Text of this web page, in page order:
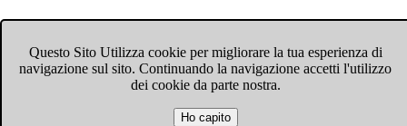
Questo Sito Utilizza cookie per migliorare la tua esperienza di
navigazione sul sito. Continuando la navigazione accetti l'utilizzo
dei cookie da parte nostra.
Ho capito
Menu